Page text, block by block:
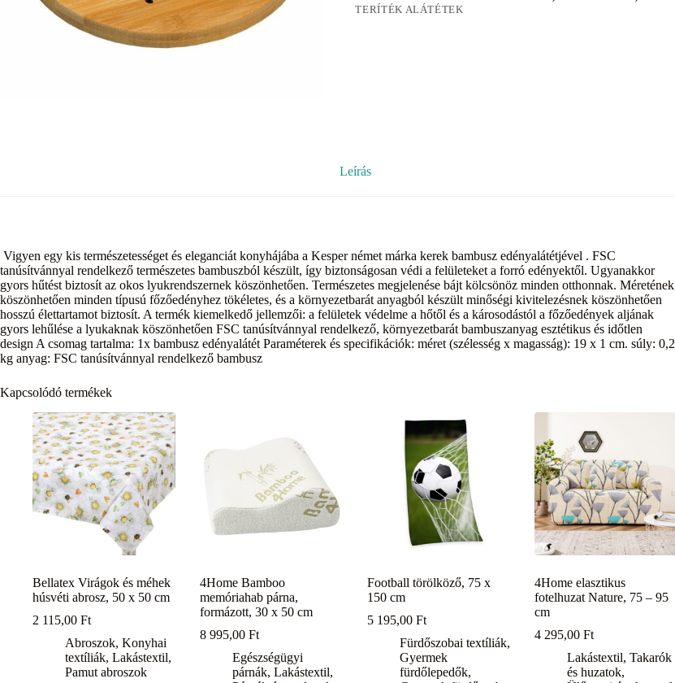
TERÍTÉK ALÁTÉTEK
Leírás
Vigyen egy kis természetességet és eleganciát konyhájába a Kesper német márka kerek bambusz edényalátétjével . FSC
tanúsítvánnyal rendelkező természetes bambuszból készült, így biztonságosan védi a felületeket a forró edényektől. Ugyanakkor
gyors hűtést biztosít az okos lyukrendszernek köszönhetően. Természetes megjelenése bájt kölcsönöz minden otthonnak. Méretének
köszönhetően minden típusú főzőedényhez tökéletes, és a környezetbarát anyagból készült minőségi kivitelezésnek köszönhetően
hosszú élettartamot biztosít. A termék kiemelkedő jellemzői: a felületek védelme a hőtől és a károsodástól a főzőedények aljának
gyors lehűlése a lyukaknak köszönhetően FSC tanúsítvánnyal rendelkező, környezetbarát bambuszanyag esztétikus és időtlen
design A csomag tartalma: 1x bambusz edényalátét Paraméterek és specifikációk: méret (szélesség x magasság): 19 x 1 cm. súly: 0,2
kg anyag: FSC tanúsítvánnyal rendelkező bambusz
Kapcsolódó termékek
Bellatex Virágok és méhek
húsvéti abrosz, 50 x 50 cm
2 115,00 Ft
Abroszok, Konyhai
textíliák, Lakástextil,
Pamut abroszok
4Home Bamboo
memóriahab párna,
formázott, 30 x 50 cm
8 995,00Ft
Egészségügyi
párnák,Lakástextil,
Football törölköző, 75 x
150 cm
5 195,00Ft
Fürdőszobai textíliák,
Gyermek
fürdőlepedők,
4Home elasztikus
fotelhuzat Nature, 75 – 95
cm
4 295,00Ft
Lakástextil,Takarók
és huzatok,